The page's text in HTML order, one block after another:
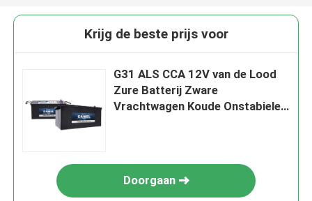
Krijg de beste prijs voor
G31 ALS CCA 12V van de Lood
Zure Batterij Zware
Vrachtwagen Koude Onstabiele
Doorgaan